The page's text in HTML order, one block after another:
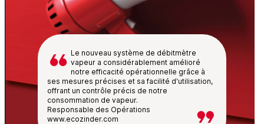
Le nouveau système de débitmètre
vapeur a considérablement amélioré
notre efficacité opérationnelle grâce à
ses mesures précises et sa facilité d'utilisation,
offrant un contrôle précis de notre
consommation de vapeur.
Responsable des Opérations
www.ecozinder.com